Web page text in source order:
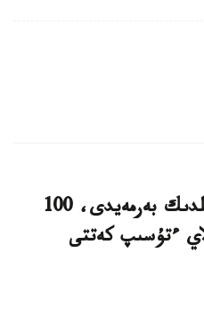
120 بالل دا گرانتقا كەپىلدىك بەرمەيدى، 100
ءتۇسىپ كەتتى